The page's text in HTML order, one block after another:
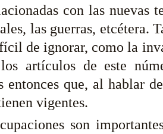
con las
las guerras, etcétera.
de ignorar, como la
los artículos de este
entonces que, al hablar
vigentes.
son